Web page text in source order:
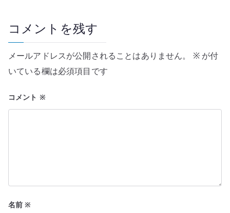
ゲ
ー
シ
ン
コメントを残す
メールアドレスが公開されることはありません。 ※が付
いている欄は必須項目です
コメント ※
名前※